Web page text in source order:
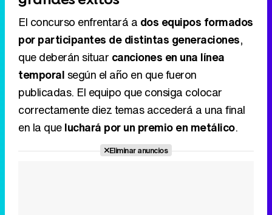
publicadas. El equipo que consiga colocar
correctamente diez temas accederá a una final
en la queluchará por un premio en metálico.
Eliminar anuncios